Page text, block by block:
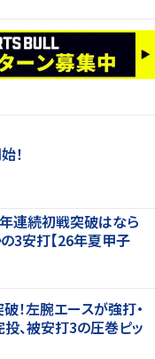
！
連続初戦突破はなら
3安打【26年夏甲子
！左腕エースが強打・
、被安打3の圧巻ピッ